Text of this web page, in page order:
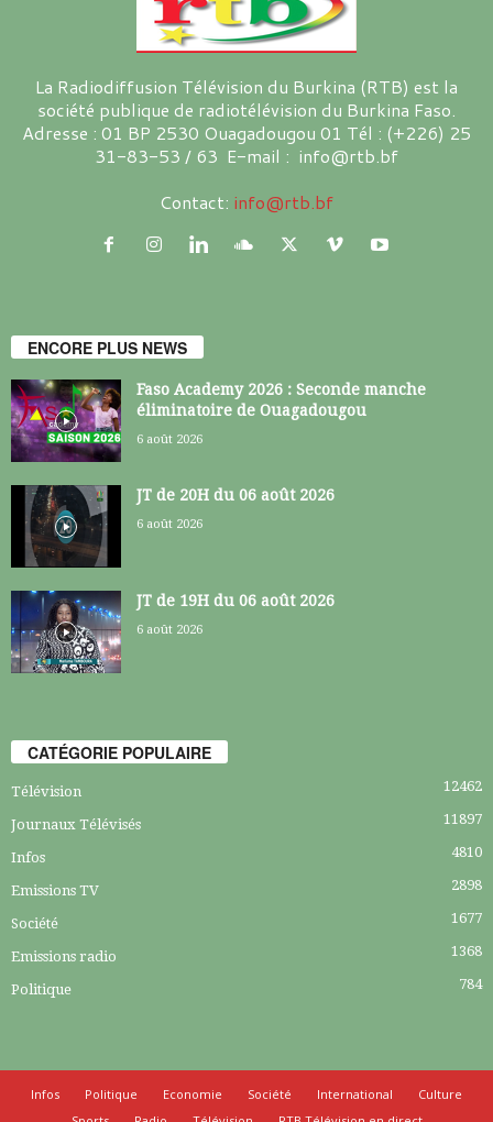
La Radiodiffusion Télévision du Burkina (RTB) est la
société publique de radiotélévision du Burkina Faso.
Adresse : 01 BP 2530 Ouagadougou 01 Tél : (+226) 25
31-83-53 / 63 E-mail : info@rtb.bf
Contact: info@rtb.bf
ENCORE PLUS NEWS
Faso Academy 2026 : Seconde manche
éliminatoire de Ouagadougou
6 août 2026
JT de 20H du 06 août 2026
6 août 2026
JT de 19H du 06 août 2026
6 août 2026
CATÉGORIE POPULAIRE
Télévision 12462
Journaux Télévisés 11897
Infos 4810
Emissions TV 2898
Société 1677
Emissions radio 1368
Politique 784
Infos Politique Economie Société International
Culture